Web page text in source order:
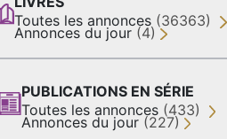
Toutes les annonces (36363)
Annonces du jour (4)
PUBLICATIONS EN SÉRIE
Toutes les annonces (433)
Annonces du jour (227)